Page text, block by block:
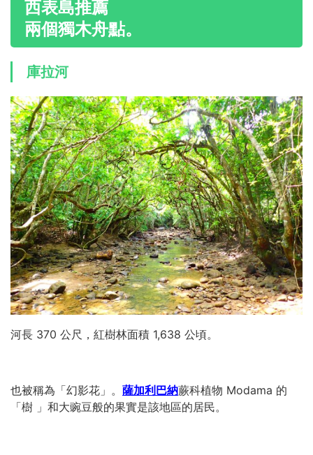
西表島推薦
兩個獨木舟點。
庫拉河
河長 370 公尺，紅樹林面積 1,638 公頃。
也被稱為「幻影花」。 薩加利巴納蕨科植物 Modama 的
「樹 」和大豌豆般的果實是該地區的居民。